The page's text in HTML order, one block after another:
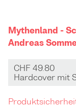
Mythenland -
Andreas
CHF 49.80
Hardcover mit